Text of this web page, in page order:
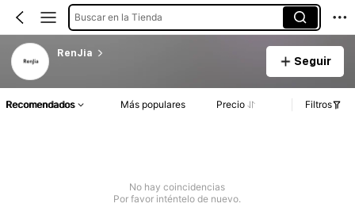
Buscar en la Tienda
RenJia
Seguir
Recomendados Más populares Precio Filtros
No hay coincidencias
Por favor inténtelo de nuevo.